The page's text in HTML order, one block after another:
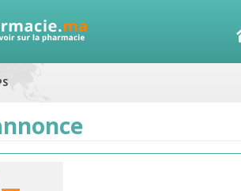
: Rappel de lots
ANTITOXINE TÉTANIQUE 1500.